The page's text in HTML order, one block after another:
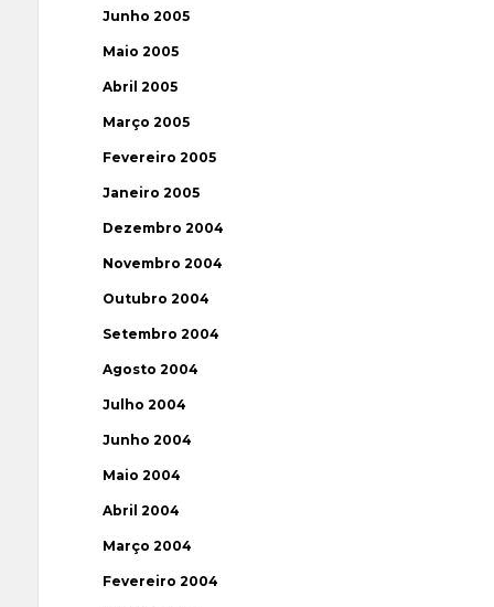
Junho 2005
Maio 2005
Abril 2005
Março 2005
Fevereiro 2005
Janeiro 2005
Dezembro 2004
Novembro 2004
Outubro 2004
Setembro 2004
Agosto 2004
Julho 2004
Junho 2004
Maio 2004
Abril 2004
Março 2004
Fevereiro 2004